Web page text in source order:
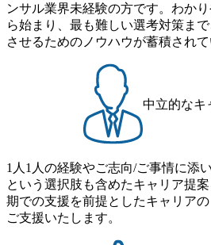
ームを立ち上げることが可能 裁量
バリー活動ができる(スタートアッ
ーションの開発 など) シンプレクス
できる 2026年8月21日(金) 19:30〜
月12日(水) 16:00 ※参加状況によっ
く可能性がございます。 このたび
対象にした懇親会形式の採用イベ
を開催いたします。 カジュアルな
できる機会ですので、ぜひご参加く
Consulting代表取締役の早田とMD
名参加する予定です！ ●費用 : 無
細な場所については参加者の方へ
す。 コンサルファームにてマネー
きくなっていく中で社員同士のつ
もしている 今後の成長戦略として
る。足元のグローバル案件割合は
ンスも大きい。 代表インタビュー
a040c36b128 Forbes JAPAN
ロジーで企業の可能性を引き出す
Tコンサルタントという伴走者」
s/detail/67452 Forbes JAPAN
界におけるIT人材価値再興。
切り開くテクノロジーの変革」
preview/
ndVoice Studio 「求めるのは、競争
ファーム・Dirbatoの社員支援」
ンサル業界未経験の方です。わか
ら始まり、最も難しい選考対策ま
させるためのノウハウが蓄積されて
中立的なキ
1人1人の経験やご志向/ご事情に添
という選択肢も含めたキャリア提
期での支援を前提としたキャリア
ご支援いたします。